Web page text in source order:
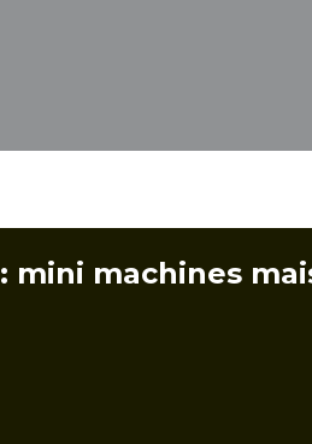
: mini machines